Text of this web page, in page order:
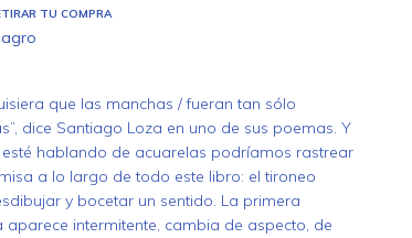
TU COMPRA
que las manchas / fueran tan sólo
dice Santiago Loza en uno de sus poemas. Y
hablando de acuarelas podríamos rastrear
a lo largo de todo este libro: el tironeo
y bocetar un sentido. La primera
aparece intermitente, cambia de aspecto, de